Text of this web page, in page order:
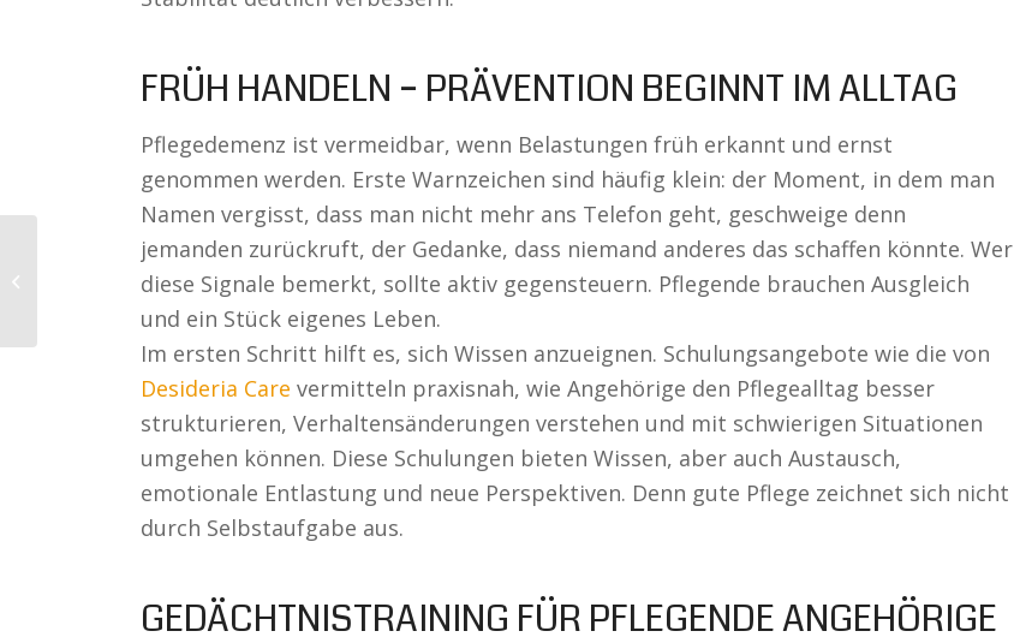
FRÜH HANDELN – PRÄVENTION BEGINNT IM ALLTAG
Pflegedemenz ist vermeidbar, wenn Belastungen früh erkannt und ernst
genommen werden. Erste Warnzeichen sind häufig klein: der Moment, in dem man
Namen vergisst, dass man nicht mehr ans Telefon geht, geschweige denn
jemanden zurückruft, der Gedanke, dass niemand anderes das schaffen könnte. Wer
diese Signale bemerkt, sollte aktiv gegensteuern. Pflegende brauchen Ausgleich
und ein Stück eigenes Leben.
Im ersten Schritt hilft es, sich Wissen anzueignen. Schulungsangebote wie die von
Desideria Care vermitteln praxisnah, wie Angehörige den Pflegealltag besser
strukturieren, Verhaltensänderungen verstehen und mit schwierigen Situationen
umgehen können. Diese Schulungen bieten Wissen, aber auch Austausch,
emotionale Entlastung und neue Perspektiven. Denn gute Pflege zeichnet sich nicht
durch Selbstaufgabe aus.
GEDÄCHTNISTRAINING FÜR PFLEGENDE ANGEHÖRIGE
Viszerales Bauchfett:
das unsichtbare Risiko